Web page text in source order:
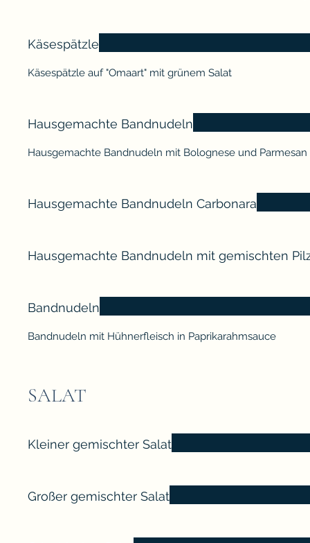
Käsespätzle
Käsespätzle auf "Omaart" mit grünem Salat
Hausgemachte Bandnudeln
Hausgemachte Bandnudeln mit Bolognese und Parmesan
Hausgemachte Bandnudeln Carbonara
Hausgemachte Bandnudeln mit gemischten
Bandnudeln
Bandnudeln mit Hühnerfleisch in Paprikarahmsauce
SALAT
Kleiner gemischter Salat
Großer gemischter Salat